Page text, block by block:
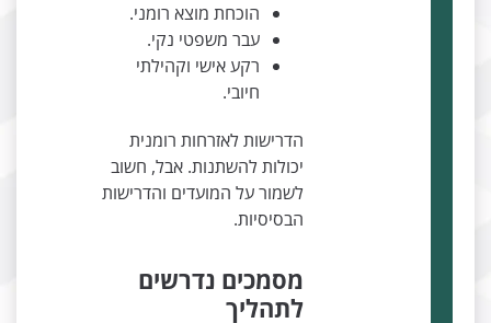
הוכחת מוצא רומני.
עבר משפטי נקי.
רקע אישי וקהילתי
הדרישות לאזרחות רומנית
יכולות להשתנות. אבל, חשוב
לשמור על המועדים והדרישות
הבסיסיות.
מסמכים נדרשים
לתהליך